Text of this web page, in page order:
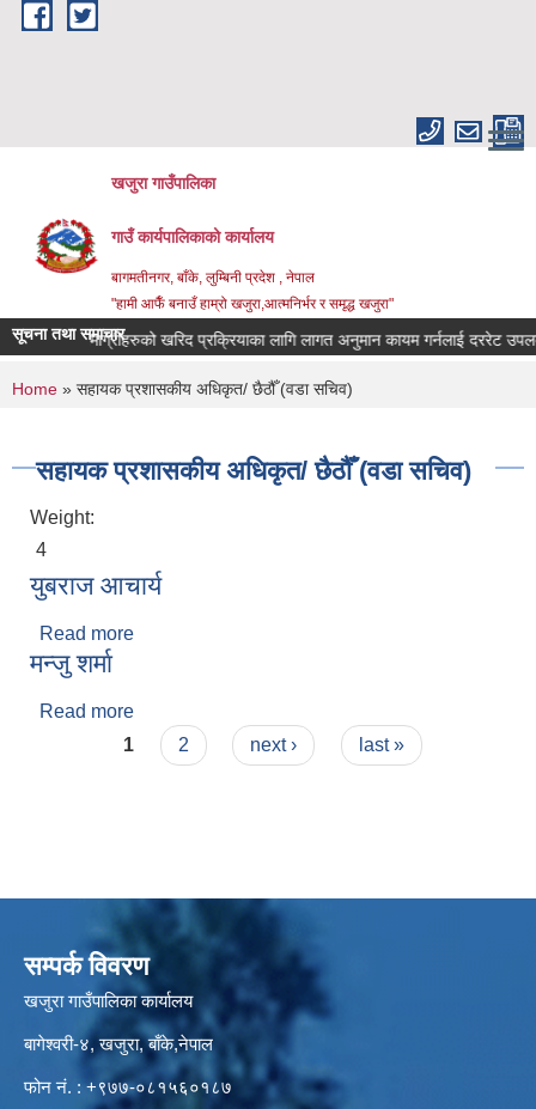
Skip to main content
खजुरा गाउँपालिका
गाउँ कार्यपालिकाको कार्यालय
बागमतीनगर, बाँके, लुम्बिनी प्रदेश , नेपाल
"हामी आफैँ बनाउँ हाम्रो खजुरा,आत्मनिर्भर र समृद्ध खजुरा"
सूचना तथा समाचार
सामाग्रीहरुको खरिद प्रक्रियाका लागि लागत अनुमान कायम गर्नलाई दररेट
You are here
Home » सहायक प्रशासकीय अधिकृत/ छैठौँ (वडा सचिव)
सहायक प्रशासकीय अधिकृत/ छैठौँ (वडा सचिव)
Weight:
4
युबराज आचार्य
Read more
मन्जु शर्मा
Read more
Pages
1 2 next › last »
सम्पर्क विवरण
खजुरा गाउँपालिका कार्यालय
बागेश्वरी-४, खजुरा, बाँके,नेपाल
फोन नं. : +९७७-०८१५६०१८७